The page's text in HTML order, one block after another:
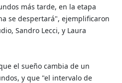
más tarde, en la etapa
se despertará", ejemplificaron
Sandro Lecci, y Laura
el sueño cambia de un
y que "el intervalo de